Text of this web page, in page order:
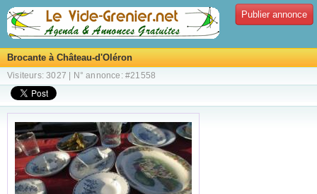
Publier annonce
Brocante à Château-d'Oléron
Visiteurs: 3027 | N° annonce: #21558